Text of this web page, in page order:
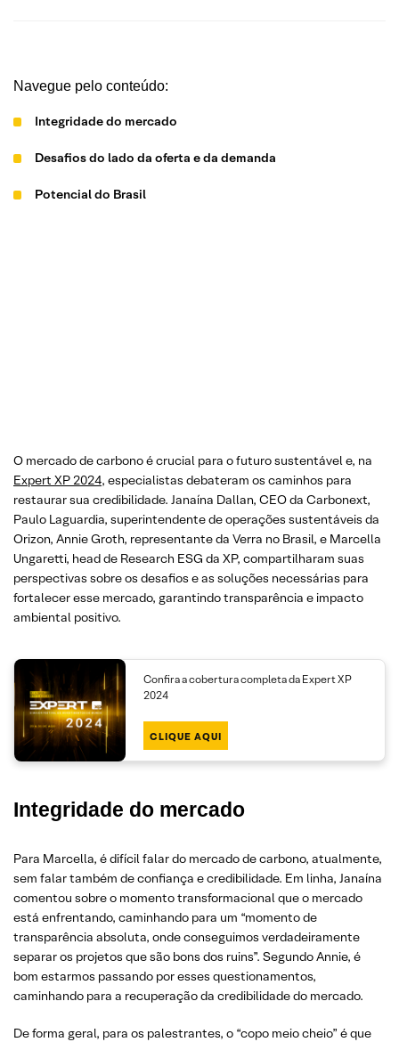
Navegue pelo conteúdo:
Integridade do mercado
Desafios do lado da oferta e da demanda
Potencial do Brasil
O mercado de carbono é crucial para o futuro sustentável e, na
Expert XP 2024, especialistas debateram os caminhos para
restaurar sua credibilidade. Janaína Dallan, CEO da Carbonext,
Paulo Laguardia, superintendente de operações sustentáveis da
Orizon, Annie Groth, representante da Verra no Brasil, e Marcella
Ungaretti, head de Research ESG da XP, compartilharam suas
perspectivas sobre os desafios e as soluções necessárias para
fortalecer esse mercado, garantindo transparência e impacto
ambiental positivo.
Confira a cobertura completa da Expert XP
2024
CLIQUE AQUI
Integridade do mercado
Para Marcella, é difícil falar do mercado de carbono, atualmente,
sem falar também de confiança e credibilidade. Em linha, Janaína
comentou sobre o momento transformacional que o mercado
está enfrentando, caminhando para um “momento de
transparência absoluta, onde conseguimos verdadeiramente
separar os projetos que são bons dos ruins”. Segundo Annie, é
bom estarmos passando por esses questionamentos,
caminhando para a recuperação da credibilidade do mercado.
De forma geral, para os palestrantes, o “copo meio cheio” é que